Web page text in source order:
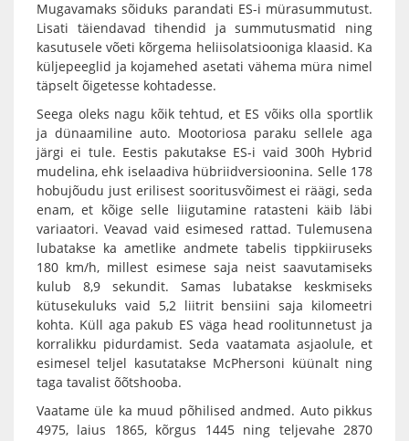
Mugavamaks sõiduks parandati ES-i mürasummutust.
Lisati täiendavad tihendid ja summutusmatid ning
kasutusele võeti kõrgema heliisolatsiooniga klaasid. Ka
küljepeeglid ja kojamehed asetati vähema müra nimel
täpselt õigetesse kohtadesse.
Seega oleks nagu kõik tehtud, et ES võiks olla sportlik
ja dünaamiline auto. Mootoriosa paraku sellele aga
järgi ei tule. Eestis pakutakse ES-i vaid 300h Hybrid
mudelina, ehk iselaadiva hübriidversioonina. Selle 178
hobujõudu just erilisest sooritusvõimest ei räägi, seda
enam, et kõige selle liigutamine ratasteni käib läbi
variaatori. Veavad vaid esimesed rattad. Tulemusena
lubatakse ka ametlike andmete tabelis tippkiiruseks
180 km/h, millest esimese saja neist saavutamiseks
kulub 8,9 sekundit. Samas lubatakse keskmiseks
kütusekuluks vaid 5,2 liitrit bensiini saja kilomeetri
kohta. Küll aga pakub ES väga head roolitunnetust ja
korralikku pidurdamist. Seda vaatamata asjaolule, et
esimesel teljel kasutatakse McPhersoni küünalt ning
taga tavalist õõtshooba.
Vaatame üle ka muud põhilised andmed. Auto pikkus
4975, laius 1865, kõrgus 1445 ning teljevahe 2870